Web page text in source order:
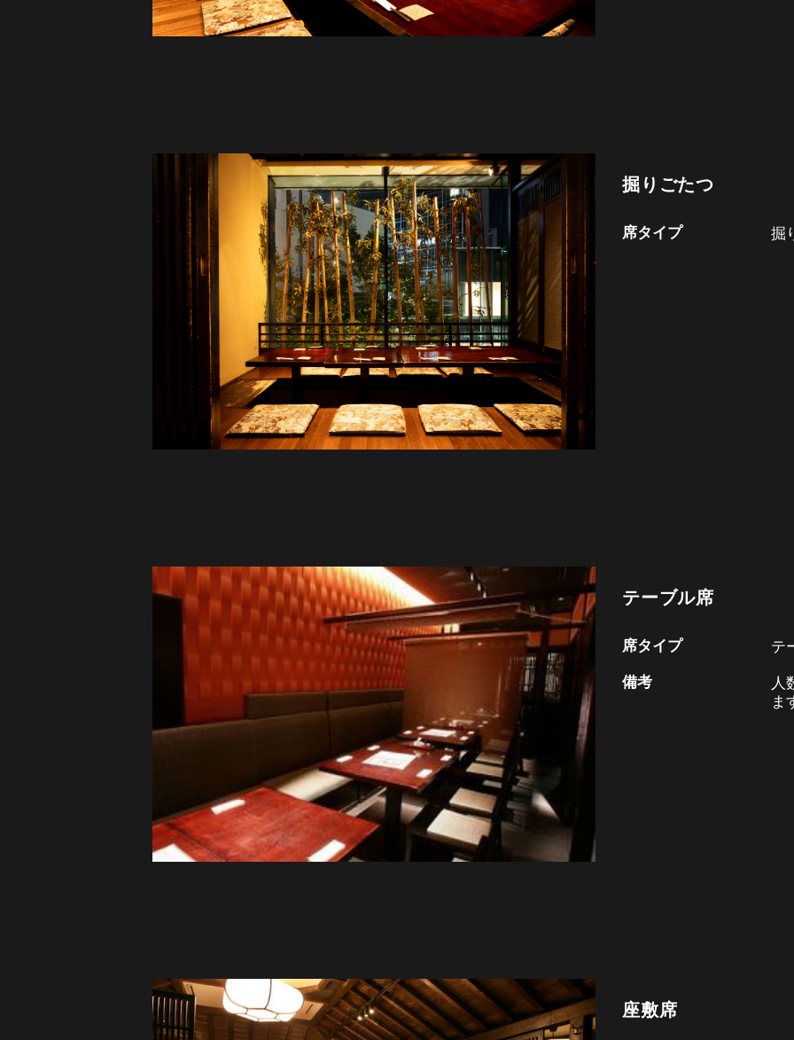
掘りごたつ
席タイプ 掘
テーブル席
席タイプ テ
備考
人
ま
座敷席